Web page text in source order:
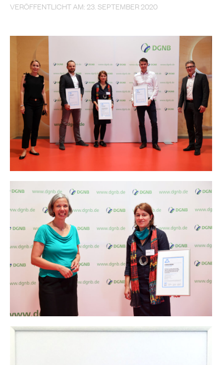
VERÖFFENTLICHT AM: 23. SEPTEMBER 2020